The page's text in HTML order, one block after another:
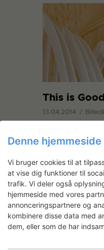
This is
13.04.2014
Ann Louise
installation, der
Grønnere”.
of Modern Art i
derefter til Wien
en undersøgelse
READ MORE
Denne
Vi bruger cookies til at
at vise dig funktioner til
trafik. Vi deler også
hjemmeside med vores
annonceringspartnere og
kombinere disse data med
dem, eller som de har